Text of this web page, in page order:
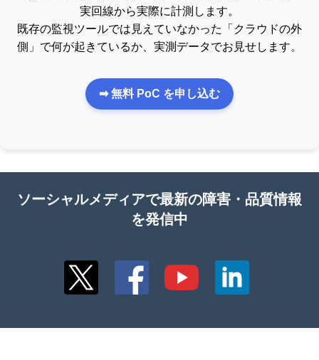
実回線から実際に計測します。
既存の監視ツールでは見えていなかった「クラウドの外
側」で何が起きているか、実測データでお見せします。
➡ 無料 PoC を申し込む
ソーシャルメディアで最新の障害・品質情報
を発信中